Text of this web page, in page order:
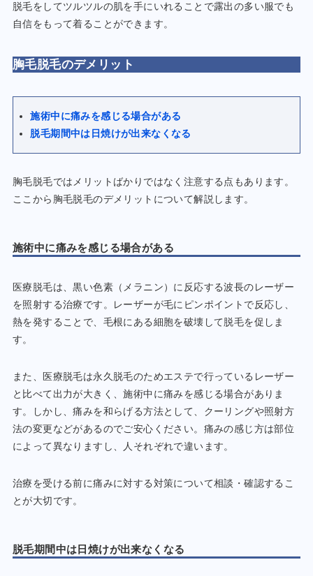
脱毛をしてツルツルの肌を手にいれることで露出の多い服でも
自信をもって着ることができます。
胸毛脱毛のデメリット
施術中に痛みを感じる場合がある
脱毛期間中は日焼けが出来なくなる
胸毛脱毛ではメリットばかりではなく注意する点もあります。
ここから胸毛脱毛のデメリットについて解説します。
施術中に痛みを感じる場合がある
医療脱毛は、黒い色素（メラニン）に反応する波長のレーザー
を照射する治療です。レーザーが毛にピンポイントで反応し、
熱を発することで、毛根にある細胞を破壊して脱毛を促しま
す。
また、医療脱毛は永久脱毛のためエステで行っているレーザー
と比べて出力が大きく、施術中に痛みを感じる場合がありま
す。しかし、痛みを和らげる方法として、クーリングや照射方
法の変更などがあるのでご安心ください。痛みの感じ方は部位
によって異なりますし、人それぞれで違います。
治療を受ける前に痛みに対する対策について相談・確認するこ
とが大切です。
脱毛期間中は日焼けが出来なくなる